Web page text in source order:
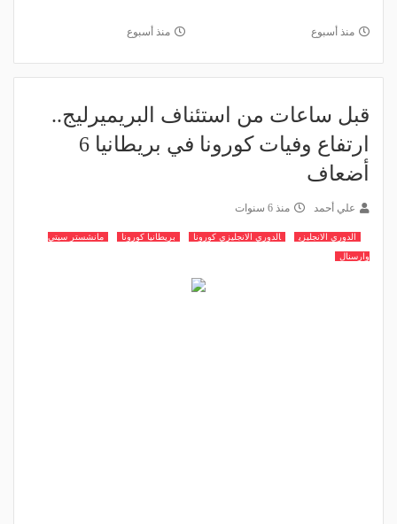
منذ أسبوع منذ أسبوع
قبل ساعات من استئناف البريميرليج..
ارتفاع وفيات كورونا في بريطانيا 6
أضعاف
علي أحمد منذ 6 سنوات
الدوري الانجليزي الدوري الانجليزي كورونا بريطانيا كورونا
مانشستر سيتي
وارسنال